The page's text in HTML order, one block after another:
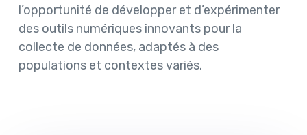
l’opportunité de développer et d’expérimenter
des outils numériques innovants pour la
collecte de données, adaptés à des
populations et contextes variés.